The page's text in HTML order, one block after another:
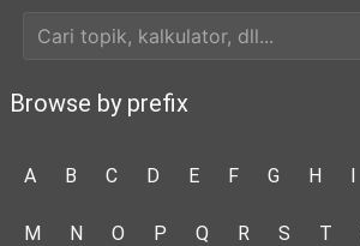
Browse by prefix
A B C D E F G H I
M N O P Q R S T